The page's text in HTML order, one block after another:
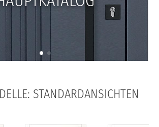
STANDARDANSICHTEN